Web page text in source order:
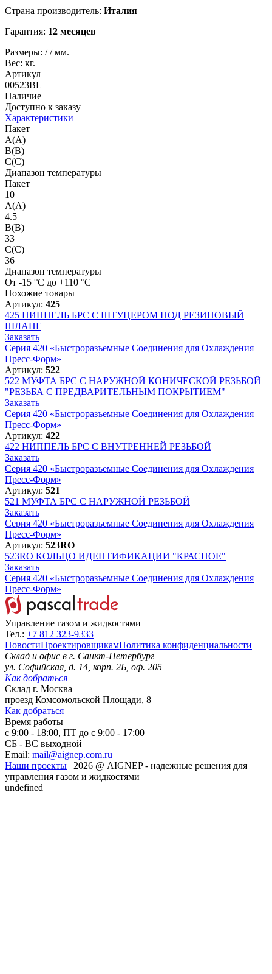
Страна производитель: Италия
Гарантия: 12 месяцев
Размеры: //мм.
Вес: кг.
Артикул
00523BL
Наличие
Доступно к заказу
Характеристики
Пакет
A(A)
B(B)
C(C)
Диапазон температуры
Пакет
10
A(A)
4.5
B(B)
33
C(C)
36
Диапазон температуры
От -15 °C до +110 °C
Похожие товары
Артикул: 425
425 НИППЕЛЬ БРС С ШТУЦЕРОМ ПОД РЕЗИНОВЫЙ
ШЛАНГ
Заказать
Серия 420 «Быстроразъемные Соединения для Охлаждения
Пресс-Форм»
Артикул: 522
522 МУФТА БРС С НАРУЖНОЙ КОНИЧЕСКОЙ РЕЗЬБОЙ
"РЕЗЬБА С ПРЕДВАРИТЕЛЬНЫМ ПОКРЫТИЕМ"
Заказать
Серия 420 «Быстроразъемные Соединения для Охлаждения
Пресс-Форм»
Артикул: 422
422 НИППЕЛЬ БРС С ВНУТРЕННЕЙ РЕЗЬБОЙ
Заказать
Серия 420 «Быстроразъемные Соединения для Охлаждения
Пресс-Форм»
Артикул: 521
521 МУФТА БРС С НАРУЖНОЙ РЕЗЬБОЙ
Заказать
Серия 420 «Быстроразъемные Соединения для Охлаждения
Пресс-Форм»
Артикул: 523RO
523RO КОЛЬЦО ИДЕНТИФИКАЦИИ "КРАСНОЕ"
Заказать
Серия 420 «Быстроразъемные Соединения для Охлаждения
Пресс-Форм»
Управление газом и жидкостями
Тел.: +7 812 323-9333
НовостиПроектировщикамПолитика конфиденциальности
Склад и офис в г. Санкт-Петербург
ул. Софийская, д. 14, корп. 2Б, оф. 205
Как добраться
Склад г. Москва
проезд Комсомольской Площади, 8
Как добраться
Время работы
с 9:00 - 18:00, ПТ до с 9:00 - 17:00
СБ - ВС выходной
Email: mail@aignep.com.ru
Наши проекты
2026 @ AIGNEP - надежные решения для
управления газом и жидкостями
undefined